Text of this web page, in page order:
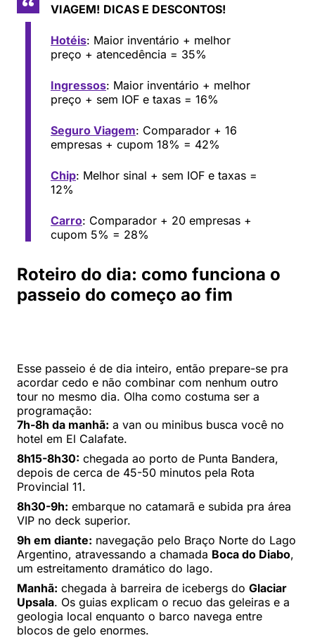
VIAGEM! DICAS E DESCONTOS!
Hotéis: Maior inventário + melhor
preço + atencedência = 35%
Ingressos: Maior inventário + melhor
preço + sem IOF e taxas = 16%
Seguro Viagem: Comparador + 16
empresas + cupom 18% = 42%
Chip: Melhor sinal + sem IOF e taxas =
12%
Carro: Comparador + 20 empresas +
cupom 5% = 28%
Roteiro do dia: como funciona o
passeio do começo ao fim
Esse passeio é de dia inteiro, então prepare-se pra
acordar cedo e não combinar com nenhum outro
tour no mesmo dia. Olha como costuma ser a
programação:
7h-8h da manhã: a van ou minibus busca você no
hotel em El Calafate.
8h15-8h30: chegada ao porto de Punta Bandera,
depois de cerca de 45-50 minutos pela Rota
Provincial 11.
8h30-9h: embarque no catamarã e subida pra área
VIP no deck superior.
9h em diante: navegação pelo Braço Norte do Lago
Argentino, atravessando a chamada Boca do Diabo,
um estreitamento dramático do lago.
Manhã: chegada à barreira de icebergs do Glaciar
Upsala. Os guias explicam o recuo das geleiras e a
geologia local enquanto o barco navega entre
blocos de gelo enormes.